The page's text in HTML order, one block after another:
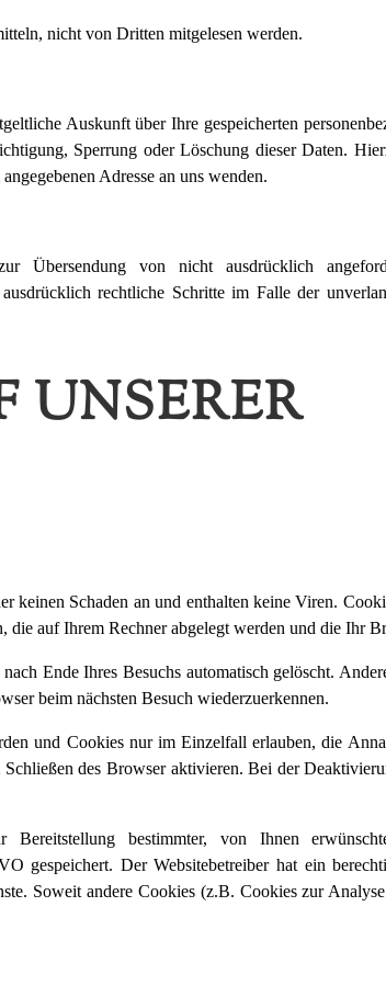
nicht von Dritten mitgelesen werden.
Auskunft über Ihre gespeicherten
Sperrung oder Löschung dieser Daten.
Adresse an uns wenden.
Übersendung von nicht ausdrücklich
rechtliche Schritte im Falle der
UNSERER
keinen Schaden an und enthalten keine Viren.
auf Ihrem Rechner abgelegt werden und die Ihr
Ende Ihres Besuchs automatisch gelöscht.
beim nächsten Besuch wiederzuerkennen.
und Cookies nur im Einzelfall erlauben, die
des Browser aktivieren. Bei der
bestimmter, von Ihnen
Der Websitebetreiber hat ein
Soweit andere Cookies (z.B. Cookies zur